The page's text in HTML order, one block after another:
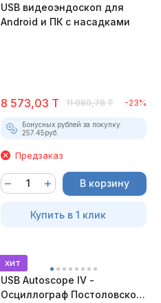
USB видеоэндоскоп для
Android и ПК с насадками
8 573,03 T 11 080,78 T -23%
Бонусных рублей за покупку:
257.45руб.
Предзаказ
В корзину
Купить в 1 клик
хит
USB Autoscope IV -
Осциллограф Постоловского